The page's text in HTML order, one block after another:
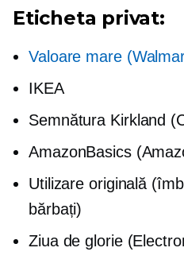
Eticheta privat:
Valoare mare
IKEA
Semnătura Kirkland
AmazonBasics
Utilizare originală
bărbați)
Ziua de glorie